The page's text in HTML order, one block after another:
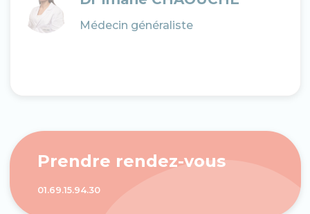
Médecin généraliste
Prendre rendez-vous
01.69.15.94.30